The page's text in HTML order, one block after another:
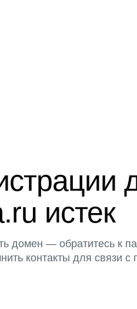
истек
домен — обратитесь к
контакты для связи